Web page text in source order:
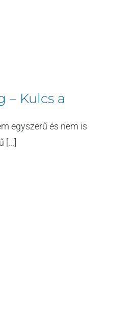
– Kulcs a
egyszerű és nem is